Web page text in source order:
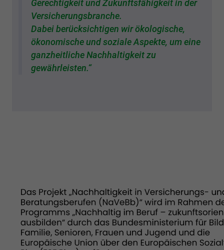
Gerechtigkeit und Zukunftsfähigkeit in der
Versicherungsbranche.
Dabei berücksichtigen wir ökologische,
ökonomische und soziale Aspekte, um eine
ganzheitliche Nachhaltigkeit zu
gewährleisten.“